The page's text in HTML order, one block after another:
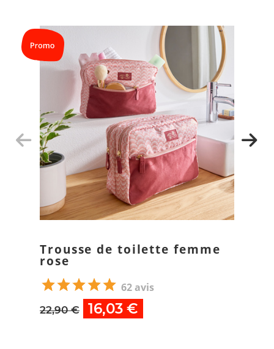
Trousse de toilette femme
rose
62 avis
22,90 € 16,03 €